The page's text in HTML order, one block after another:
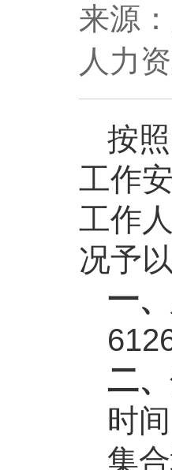
来源
人力
按
工作
工作
况予
一
二
时
集